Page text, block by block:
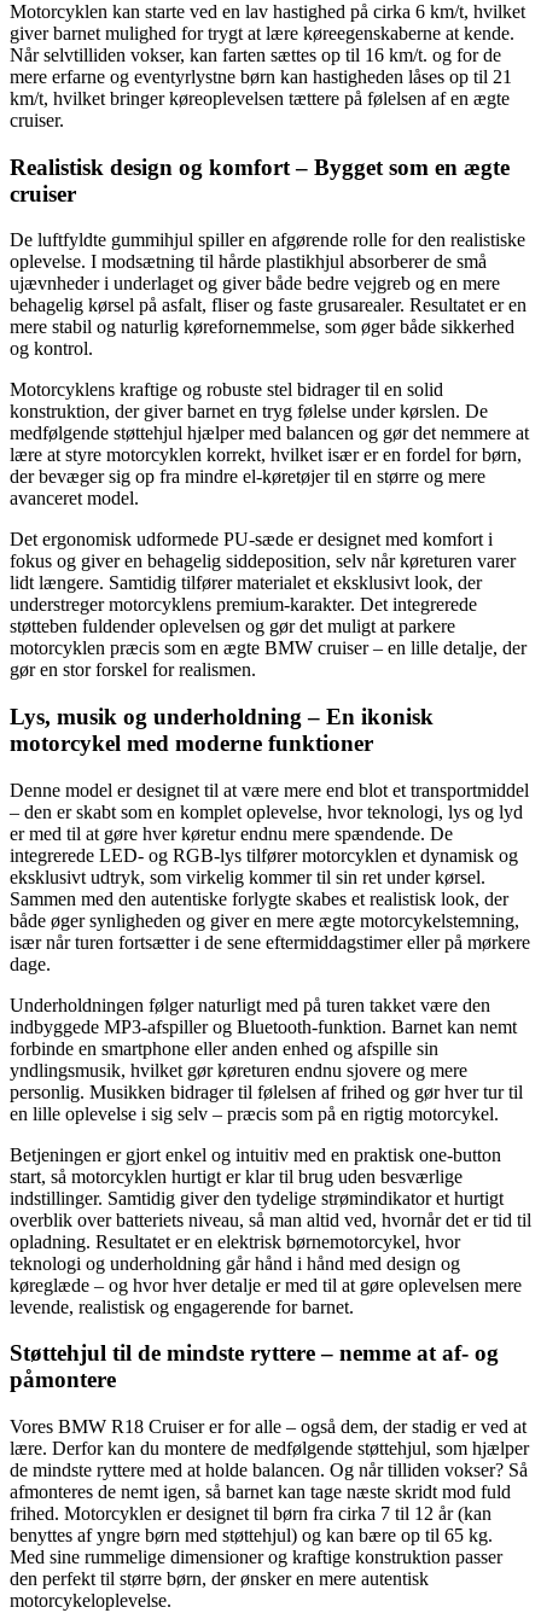
Motorcyklen kan starte ved en lav hastighed på cirka 6 km/t, hvilket
giver barnet mulighed for trygt at lære køreegenskaberne at kende.
Når selvtilliden vokser, kan farten sættes op til 16 km/t. og for de
mere erfarne og eventyrlystne børn kan hastigheden låses op til 21
km/t, hvilket bringer køreoplevelsen tættere på følelsen af en ægte
cruiser.
Realistisk design og komfort – Bygget som en ægte
cruiser
De luftfyldte gummihjul spiller en afgørende rolle for den realistiske
oplevelse. I modsætning til hårde plastikhjul absorberer de små
ujævnheder i underlaget og giver både bedre vejgreb og en mere
behagelig kørsel på asfalt, fliser og faste grusarealer. Resultatet er en
mere stabil og naturlig kørefornemmelse, som øger både sikkerhed
og kontrol.
Motorcyklens kraftige og robuste stel bidrager til en solid
konstruktion, der giver barnet en tryg følelse under kørslen. De
medfølgende støttehjul hjælper med balancen og gør det nemmere at
lære at styre motorcyklen korrekt, hvilket især er en fordel for børn,
der bevæger sig op fra mindre el-køretøjer til en større og mere
avanceret model.
Det ergonomisk udformede PU-sæde er designet med komfort i
fokus og giver en behagelig siddeposition, selv når køreturen varer
lidt længere. Samtidig tilfører materialet et eksklusivt look, der
understreger motorcyklens premium-karakter. Det integrerede
støtteben fuldender oplevelsen og gør det muligt at parkere
motorcyklen præcis som en ægte BMW cruiser – en lille detalje, der
gør en stor forskel for realismen.
Lys, musik og underholdning – En ikonisk
motorcykel med moderne funktioner
Denne model er designet til at være mere end blot et transportmiddel
– den er skabt som en komplet oplevelse, hvor teknologi, lys og lyd
er med til at gøre hver køretur endnu mere spændende. De
integrerede LED- og RGB-lys tilfører motorcyklen et dynamisk og
eksklusivt udtryk, som virkelig kommer til sin ret under kørsel.
Sammen med den autentiske forlygte skabes et realistisk look, der
både øger synligheden og giver en mere ægte motorcykelstemning,
især når turen fortsætter i de sene eftermiddagstimer eller på mørkere
dage.
Underholdningen følger naturligt med på turen takket være den
indbyggede MP3-afspiller og Bluetooth-funktion. Barnet kan nemt
forbinde en smartphone eller anden enhed og afspille sin
yndlingsmusik, hvilket gør køreturen endnu sjovere og mere
personlig. Musikken bidrager til følelsen af frihed og gør hver tur til
en lille oplevelse i sig selv – præcis som på en rigtig motorcykel.
Betjeningen er gjort enkel og intuitiv med en praktisk one-button
start, så motorcyklen hurtigt er klar til brug uden besværlige
indstillinger. Samtidig giver den tydelige strømindikator et hurtigt
overblik over batteriets niveau, så man altid ved, hvornår det er tid til
opladning. Resultatet er en elektrisk børnemotorcykel, hvor
teknologi og underholdning går hånd i hånd med design og
køreglæde – og hvor hver detalje er med til at gøre oplevelsen mere
levende, realistisk og engagerende for barnet.
Støttehjul til de mindste ryttere – nemme at af- og
påmontere
Vores BMW R18 Cruiser er for alle – også dem, der stadig er ved at
lære. Derfor kan du montere de medfølgende støttehjul, som hjælper
de mindste ryttere med at holde balancen. Og når tilliden vokser? Så
afmonteres de nemt igen, så barnet kan tage næste skridt mod fuld
frihed. Motorcyklen er designet til børn fra cirka 7 til 12 år (kan
benyttes af yngre børn med støttehjul) og kan bære op til 65 kg.
Med sine rummelige dimensioner og kraftige konstruktion passer
den perfekt til større børn, der ønsker en mere autentisk
motorcykeloplevelse.